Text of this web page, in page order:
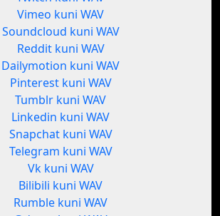
Vimeo kuni WAV
Soundcloud kuni WAV
Reddit kuni WAV
Dailymotion kuni WAV
Pinterest kuni WAV
Tumblr kuni WAV
Linkedin kuni WAV
Snapchat kuni WAV
Telegram kuni WAV
Vk kuni WAV
Bilibili kuni WAV
Rumble kuni WAV